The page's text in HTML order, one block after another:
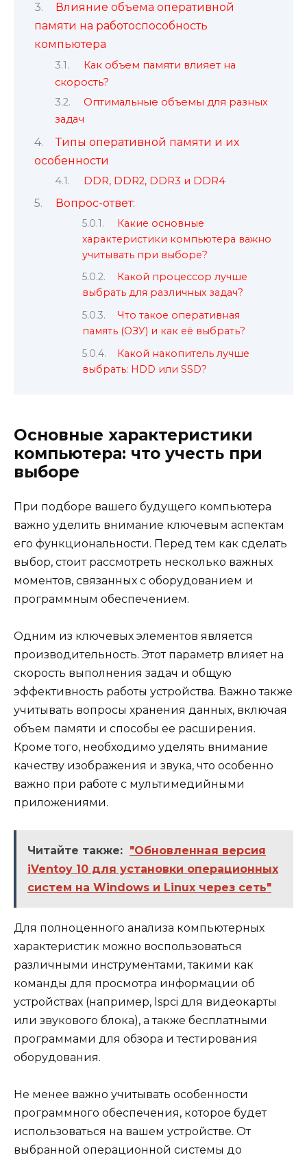
Влияние объема оперативной
памяти на работоспособность
компьютера
Как объем памяти влияет на
скорость?
Оптимальные объемы для разных
задач
Типы оперативной памяти и их
особенности
DDR, DDR2, DDR3 и DDR4
Вопрос-ответ:
Какие основные
характеристики компьютера важно
учитывать при выборе?
Какой процессор лучше
выбрать для различных задач?
Что такое оперативная
память (ОЗУ) и как её выбрать?
Какой накопитель лучше
выбрать: HDD или SSD?
Основные характеристики
компьютера: что учесть при
выборе
При подборе вашего будущего компьютера
важно уделить внимание ключевым аспектам
его функциональности. Перед тем как сделать
выбор, стоит рассмотреть несколько важных
моментов, связанных с оборудованием и
программным обеспечением.
Одним из ключевых элементов является
производительность. Этот параметр влияет на
скорость выполнения задач и общую
эффективность работы устройства. Важно также
учитывать вопросы хранения данных, включая
объем памяти и способы ее расширения.
Кроме того, необходимо уделять внимание
качеству изображения и звука, что особенно
важно при работе с мультимедийными
приложениями.
Читайте также: "Обновленная версия
iVentoy 10 для установки операционных
систем на Windows и Linux через сеть"
Для полноценного анализа компьютерных
характеристик можно воспользоваться
различными инструментами, такими как
команды для просмотра информации об
устройствах (например, lspci для видеокарты
или звукового блока), а также бесплатными
программами для обзора и тестирования
оборудования.
Не менее важно учитывать особенности
программного обеспечения, которое будет
использоваться на вашем устройстве. От
выбранной операционной системы до